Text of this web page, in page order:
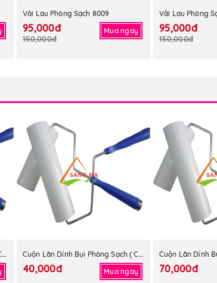
Vải Lau Phòng Sạch 8009
95,000đ
150,000đ
Mua ngay
Vải Lau Phòng
95,000đ
150,000đ
Cuộn Lăn Dính Bụi Phòng Sạch ( Cả Bộ ) 6 Inch Cuộn Lăn Dính Bụi Phòng Sạch ( Cả Bộ ) 4 Inch
40,000đ Mua ngay 70,000đ